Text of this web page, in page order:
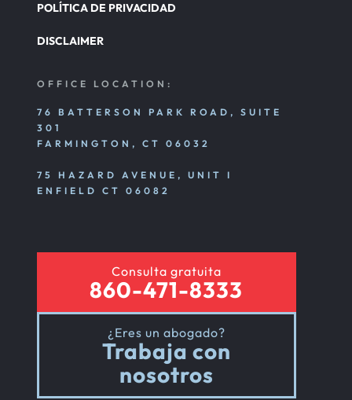
POLÍTICA DE PRIVACIDAD
DISCLAIMER
OFFICE LOCATION:
76 BATTERSON PARK ROAD, SUITE
301
FARMINGTON, CT 06032
75 HAZARD AVENUE, UNIT I
ENFIELD CT 06082
Consulta gratuita
860-471-8333
¿Eres un abogado?
Trabaja con
nosotros